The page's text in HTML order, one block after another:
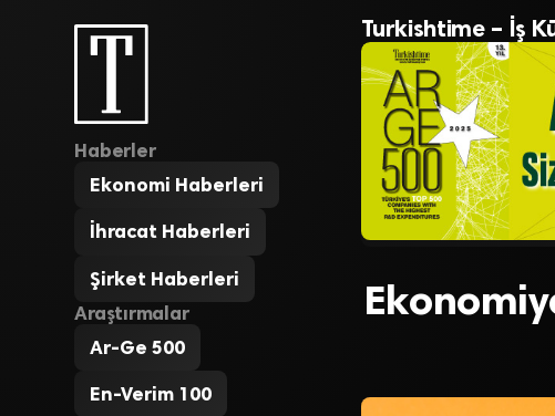
Haberler
Ekonomi Haberleri
İhracat Haberleri
Şirket Haberleri
Araştırmalar
Ar-Ge 500
En-Verim 100
Turkishtime – İş